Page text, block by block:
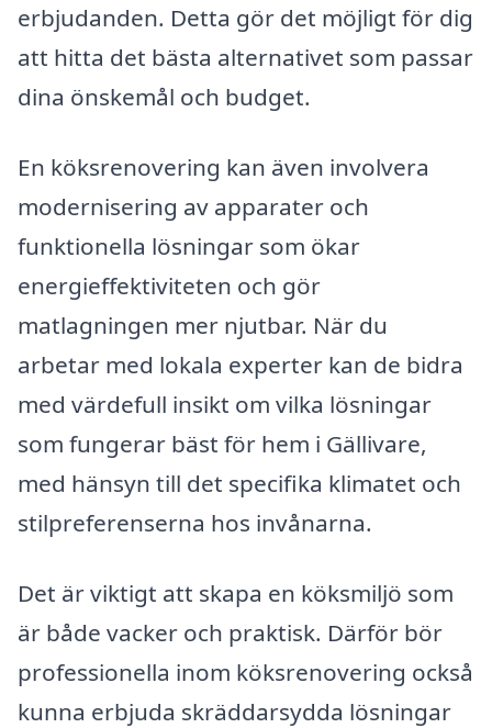
erbjudanden. Detta gör det möjligt för dig
att hitta det bästa alternativet som passar
dina önskemål och budget.
En köksrenovering kan även involvera
modernisering av apparater och
funktionella lösningar som ökar
energieffektiviteten och gör
matlagningen mer njutbar. När du
arbetar med lokala experter kan de bidra
med värdefull insikt om vilka lösningar
som fungerar bäst för hem i Gällivare,
med hänsyn till det specifika klimatet och
stilpreferenserna hos invånarna.
Det är viktigt att skapa en köksmiljö som
är både vacker och praktisk. Därför bör
professionella inom köksrenovering också
kunna erbjuda skräddarsydda lösningar